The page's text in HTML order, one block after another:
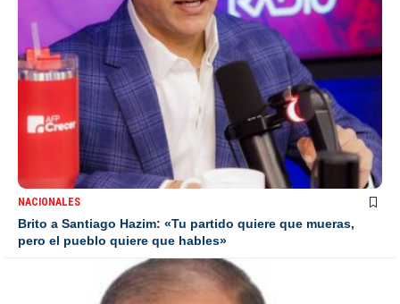
NACIONALES
Brito a Santiago Hazim: «Tu partido quiere que mueras,
pero el pueblo quiere que hables»